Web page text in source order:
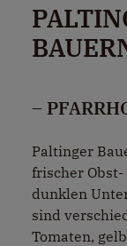
–
Paltinger
frischer
dunklen
sind
Tomaten,